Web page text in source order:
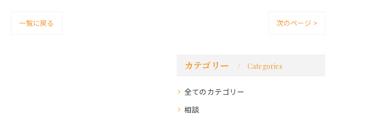
一覧に戻る 次のページ >
カテゴリー Categories
全てのカテゴリー
相談